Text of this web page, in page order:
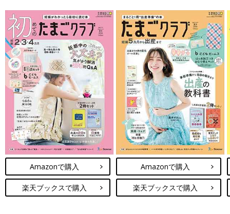
Amazonで購入
楽天ブックスで購入
Amazonで購入
楽天ブックスで購入